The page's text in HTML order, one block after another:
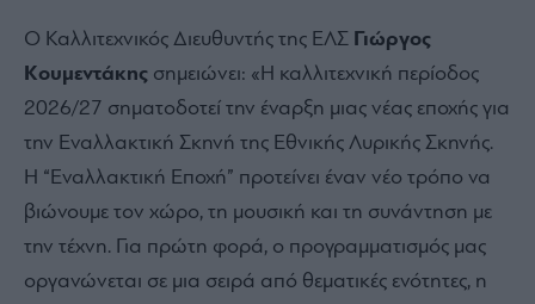
Ο Καλλιτεχνικός Διευθυντής της ΕΛΣ Γιώργος
Κουμεντάκης σημειώνει: «Η καλλιτεχνική περίοδος
2026/27 σηματοδοτεί την έναρξη μιας νέας εποχής για
την Εναλλακτική Σκηνή της Εθνικής Λυρικής Σκηνής.
Η “Εναλλακτική Εποχή” προτείνει έναν νέο τρόπο να
βιώνουμε τον χώρο, τη μουσική και τη συνάντηση με
την τέχνη. Για πρώτη φορά, ο προγραμματισμός μας
οργανώνεται σε μια σειρά από θεματικές ενότητες, η